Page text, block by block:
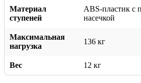
Материал
ступеней
ABS-пластик с
насечкой
Максимальная
нагрузка
136 кг
Вес 12 кг